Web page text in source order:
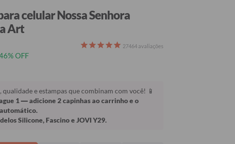
celular Nossa Senhora
Art
OFF
27464 avaliações
qualidade e estampas que combinam com você! 📱
1— adicione 2 capinhas ao carrinho e o
Silicone, Fascino e JOVI Y29.